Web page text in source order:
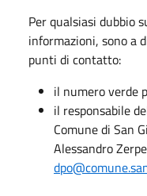
Per qualsiasi dubbio
informazioni, sono a
punti di contatto:
il numero verde
il responsabile
Comune di San
Alessandro